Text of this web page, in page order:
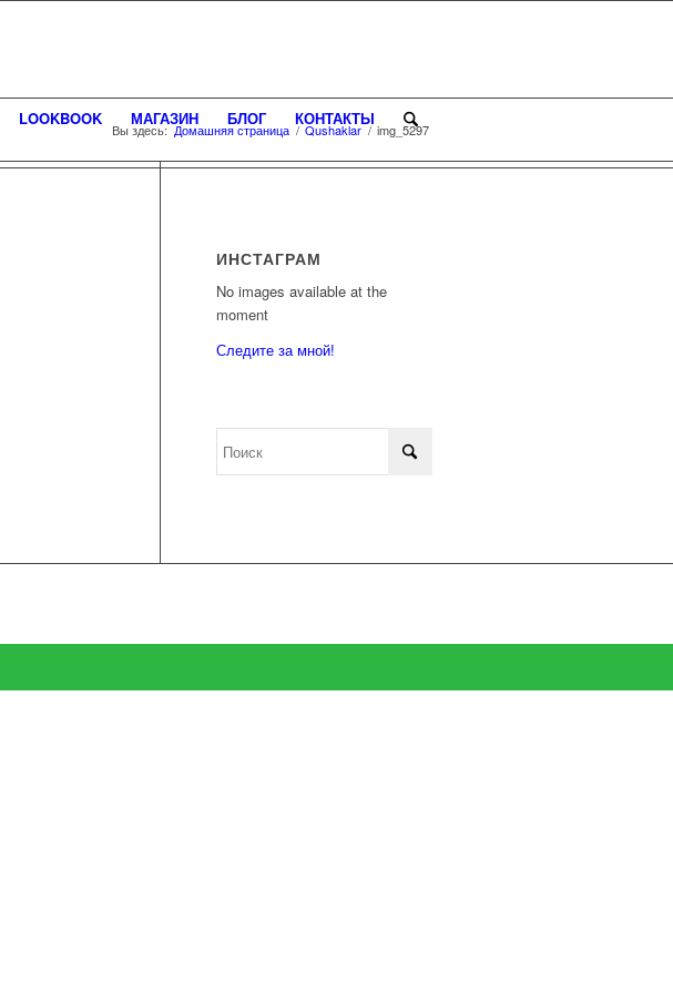
LOOKBOOK МАГАЗИН БЛОГ КОНТАКТЫ
Вы здесь: Домашняя страница / Qushaklar / img_5297
ИНСТАГРАМ
No images available at the
moment
Следите за мной!